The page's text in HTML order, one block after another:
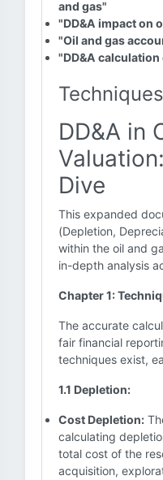
and gas"
"DD&A impact on
"Oil and gas
"DD&A
Techniques
DD&A in
Dive
This expanded
(Depletion,
within the oil and
in-depth analysis
Chapter 1:
The accurate
fair financial
techniques exist,
1.1 Depletion:
Cost Depletion:
calculating
total cost of the
acquisition,